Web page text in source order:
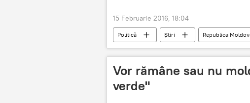
15 Februarie 2016, 18:04
Politică Știri Republica
Vor rămâne sau nu
verde"